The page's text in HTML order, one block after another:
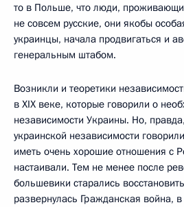
то в Польше, что люди,
не совсем русские, они якобы
украинцы, начала продвигаться и
генеральным штабом.
Возникли и теоретики
в XIX веке, которые говорили о
независимости Украины. Но,
украинской независимости
иметь очень хорошие отношения с
настаивали. Тем не менее после
большевики старались
развернулась Гражданская война,